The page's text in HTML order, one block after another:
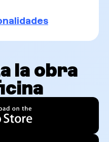
la obra